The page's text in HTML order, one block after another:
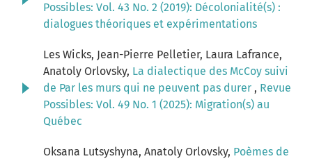
Possibles: Vol. 43 No. 2 (2019): Décolonialité(s) :
dialogues théoriques et expérimentations
Les Wicks, Jean-Pierre Pelletier, Laura Lafrance,
Anatoly Orlovsky, La dialectique des McCoy suivi
de Par les murs qui ne peuvent pas durer , Revue
Possibles: Vol. 49 No. 1 (2025): Migration(s) au
Québec
Oksana Lutsyshyna, Anatoly Orlovsky, Poèmes de